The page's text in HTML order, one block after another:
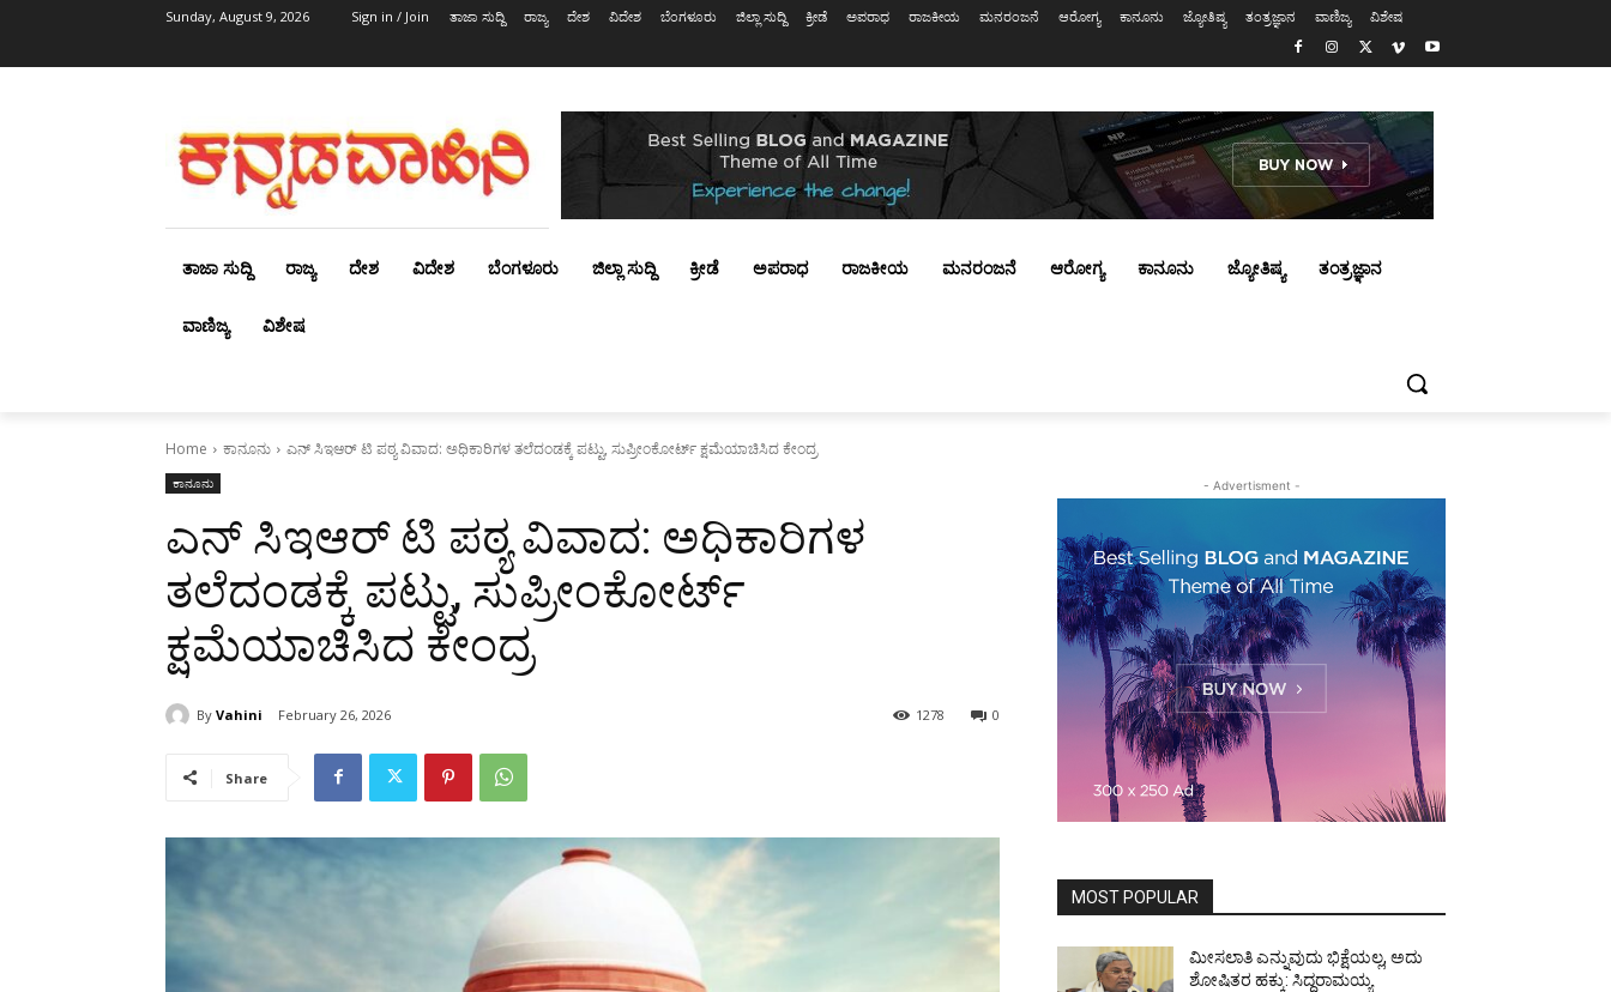
Sunday, August 9, 2026 Sign in / Join ತಾಜಾ ಸುದ್ದಿ ರಾಜ್ಯ ದೇಶ ವಿದೇಶ ಬೆಂಗಳೂರು ಜಿಲ್ಲಾ ಸುದ್ದಿ ಕ್ರೀಡೆ ಅಪರಾಧ ರಾಜಕೀಯ ಮನರಂಜನೆ ಆರೋಗ್ಯ ಕಾನೂನು ಜ್ಯೋತಿಷ್ಯ ತಂತ್ರಜ್ಞಾನ ವಾಣಿಜ್ಯ ವಿಶೇಷ
ತಾಜಾ ಸುದ್ದಿ ರಾಜ್ಯ ದೇಶ ವಿದೇಶ ಬೆಂಗಳೂರು ಜಿಲ್ಲಾ ಸುದ್ದಿ ಕ್ರೀಡೆ ಅಪರಾಧ ರಾಜಕೀಯ ಮನರಂಜನೆ ಆರೋಗ್ಯ ಕಾನೂನು ಜ್ಯೋತಿಷ್ಯ ತಂತ್ರಜ್ಞಾನ
ವಾಣಿಜ್ಯ ವಿಶೇಷ
Home ಕಾನೂನು ಎನ್‌ ಸಿಇಆರ್‌ ಟಿ ಪಠ್ಯ ವಿವಾದ: ಅಧಿಕಾರಿಗಳ ತಲೆದಂಡಕ್ಕೆ ಪಟ್ಟು, ಸುಪ್ರೀಂಕೋರ್ಟ್‌ ಕ್ಷಮೆಯಾಚಿಸಿದ ಕೇಂದ್ರ
ಕಾನೂನು
ಎನ್‌ ಸಿಇಆರ್‌ ಟಿ ಪಠ್ಯ ವಿವಾದ: ಅಧಿಕಾರಿಗಳ
ತಲೆದಂಡಕ್ಕೆ ಪಟ್ಟು, ಸುಪ್ರೀಂಕೋರ್ಟ್‌
ಕ್ಷಮೆಯಾಚಿಸಿದ ಕೇಂದ್ರ
By Vahini February 26, 2026 0
1278
Share
- Advertisment -
MOST POPULAR
ಮೀಸಲಾತಿ ಎನ್ನುವುದು ಭಿಕ್ಷೆಯಲ್ಲ, ಅದು
ಶೋಷಿತರ ಹಕ್ಕು: ಸಿದ್ದರಾಮಯ್ಯ